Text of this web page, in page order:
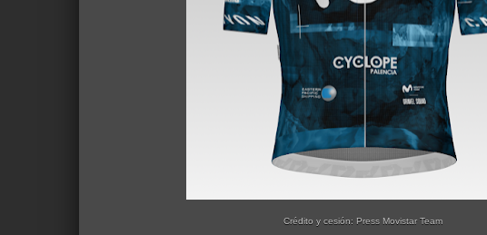
Crédito y cesión: Press Movistar Team